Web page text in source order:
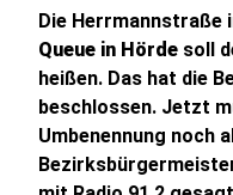
Die Herrmannstraße
Queue in Hörde soll
heißen. Das hat die
beschlossen. Jetzt
Umbenennung noch